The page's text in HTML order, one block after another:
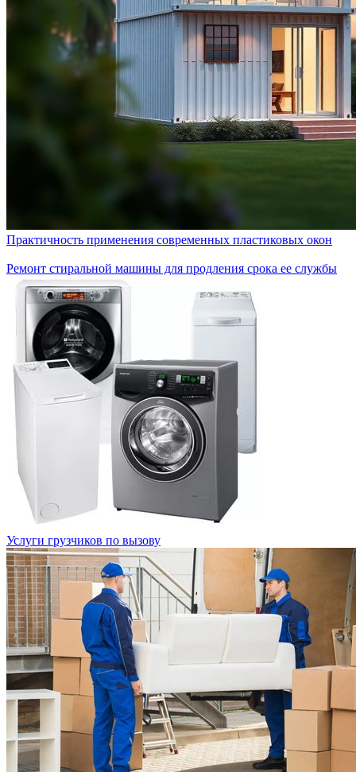
Практичность применения современных пластиковых окон
Ремонт стиральной машины для продления срока ее службы
Услуги грузчиков по вызову